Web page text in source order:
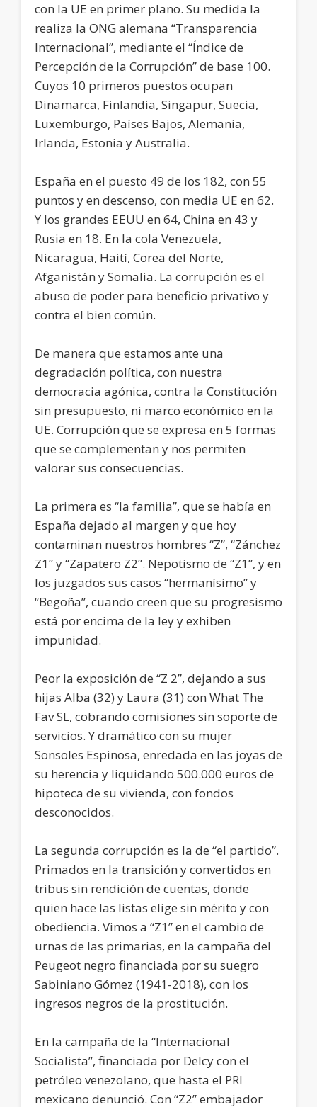
con la UE en primer plano. Su medida la
realiza la ONG alemana “Transparencia
Internacional”, mediante el “Índice de
Percepción de la Corrupción” de base 100.
Cuyos 10 primeros puestos ocupan
Dinamarca, Finlandia, Singapur, Suecia,
Luxemburgo, Países Bajos, Alemania,
Irlanda, Estonia y Australia.
España en el puesto 49 de los 182, con 55
puntos y en descenso, con media UE en 62.
Y los grandes EEUU en 64, China en 43 y
Rusia en 18. En la cola Venezuela,
Nicaragua, Haití, Corea del Norte,
Afganistán y Somalia. La corrupción es el
abuso de poder para beneficio privativo y
contra el bien común.
De manera que estamos ante una
degradación política, con nuestra
democracia agónica, contra la Constitución
sin presupuesto, ni marco económico en la
UE. Corrupción que se expresa en 5 formas
que se complementan y nos permiten
valorar sus consecuencias.
La primera es “la familia”, que se había en
España dejado al margen y que hoy
contaminan nuestros hombres “Z”, “Zánchez
Z1” y “Zapatero Z2”. Nepotismo de “Z1”, y en
los juzgados sus casos “hermanísimo” y
“Begoña”, cuando creen que su progresismo
está por encima de la ley y exhiben
impunidad.
Peor la exposición de “Z 2”, dejando a sus
hijas Alba (32) y Laura (31) con What The
Fav SL, cobrando comisiones sin soporte de
servicios. Y dramático con su mujer
Sonsoles Espinosa, enredada en las joyas de
su herencia y liquidando 500.000 euros de
hipoteca de su vivienda, con fondos
desconocidos.
La segunda corrupción es la de “el partido”.
Primados en la transición y convertidos en
tribus sin rendición de cuentas, donde
quien hace las listas elige sin mérito y con
obediencia. Vimos a “Z1” en el cambio de
urnas de las primarias, en la campaña del
Peugeot negro financiada por su suegro
Sabiniano Gómez (1941-2018), con los
ingresos negros de la prostitución.
En la campaña de la “Internacional
Socialista”, financiada por Delcy con el
petróleo venezolano, que hasta el PRI
mexicano denunció. Con “Z2” embajador